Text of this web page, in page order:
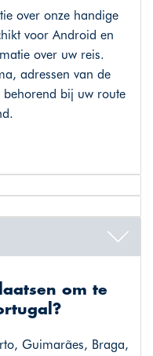
over onze handige
voor Android en
over uw reis.
adressen van de
bij uw route
om te
Guimarães, Braga,